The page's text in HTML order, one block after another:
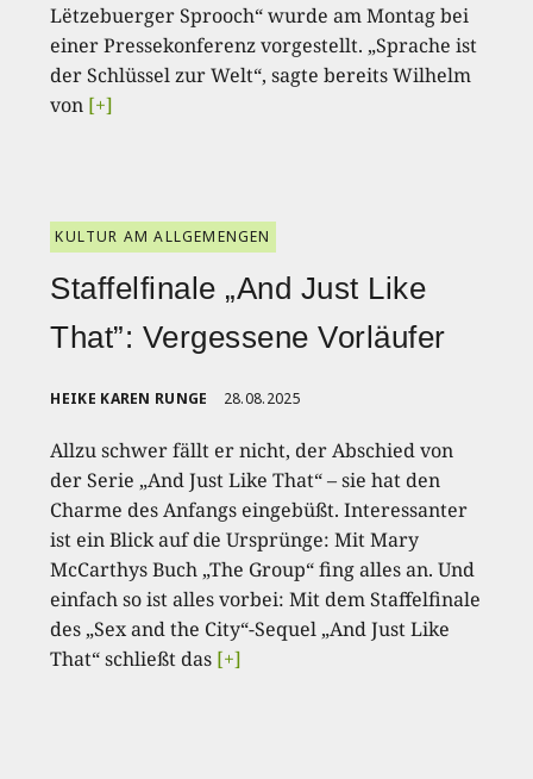
Lëtzebuerger Sprooch“ wurde am Montag bei
einer Pressekonferenz vorgestellt. „Sprache ist
der Schlüssel zur Welt“, sagte bereits Wilhelm
von [+]
KULTUR AM ALLGEMENGEN
Staffelfinale „And Just Like
That”: Vergessene Vorläufer
HEIKE KAREN RUNGE 28.08.2025
Allzu schwer fällt er nicht, der Abschied von
der Serie „And Just Like That“ – sie hat den
Charme des Anfangs eingebüßt. Interessanter
ist ein Blick auf die Ursprünge: Mit Mary
McCarthys Buch „The Group“ fing alles an. Und
einfach so ist alles vorbei: Mit dem Staffelfinale
des „Sex and the City“-Sequel „And Just Like
That“ schließt das [+]